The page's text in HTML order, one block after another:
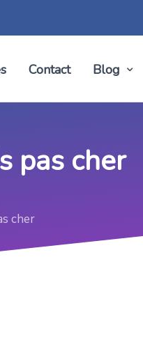
Contact Blog
pas cher
cher